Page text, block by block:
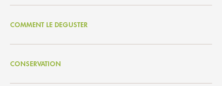
COMMENT LE DEGUSTER
CONSERVATION